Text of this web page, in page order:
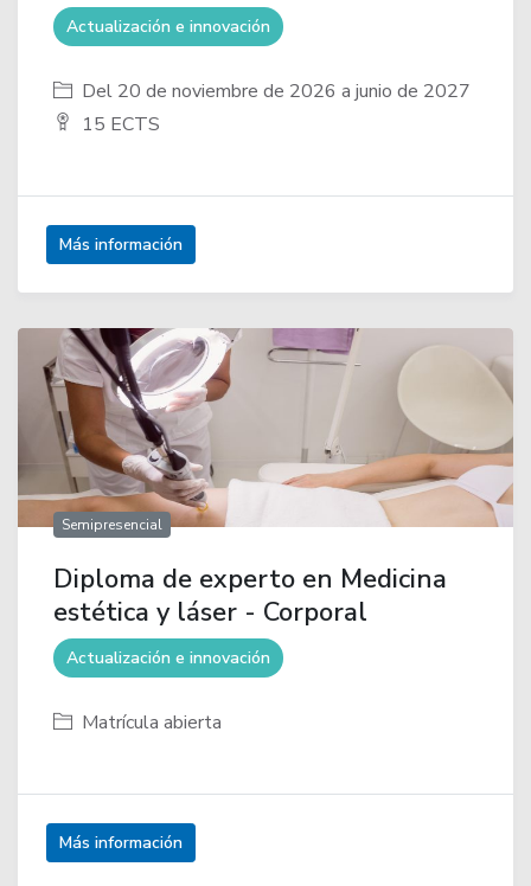
Actualización e innovación
Del 20 de noviembre de 2026 a junio de 2027
15 ECTS
Más información
Semipresencial
Diploma de experto en Medicina
estética y láser - Corporal
Actualización e innovación
Matrícula abierta
Más información